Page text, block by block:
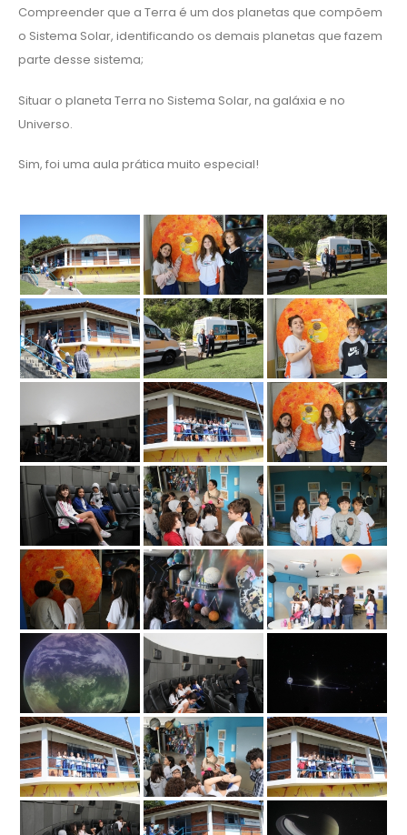
Compreender que a Terra é um dos planetas que compõem
o Sistema Solar, identificando os demais planetas que fazem
parte desse sistema;
Situar o planeta Terra no Sistema Solar, na galáxia e no
Universo.
Sim, foi uma aula prática muito especial!